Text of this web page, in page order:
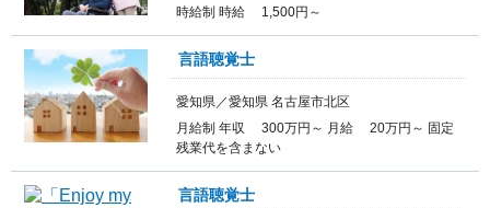
時給制 時給 1,500円～
言語聴覚士
愛知県／愛知県 名古屋市北区
月給制 年収 300万円～ 月給 20万円～ 固定
残業代を含まない
言語聴覚士